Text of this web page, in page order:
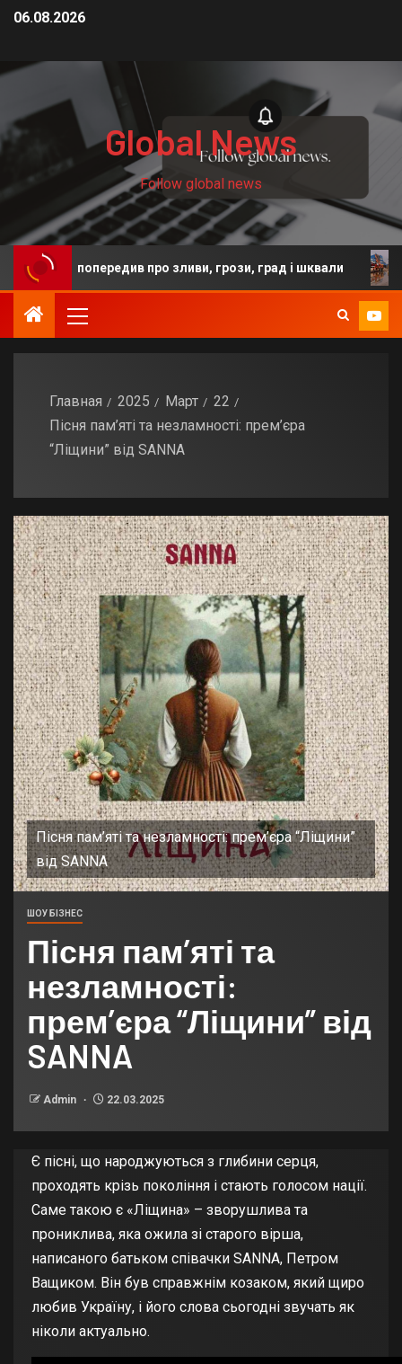
06.08.2026
Global News
Follow global news
про зливи, грози, град і шквали Після
Главная 2025 Март
22
Пісня пам’яті та незламності: прем’єра
“Ліщини” від SANNA
Пісня пам’яті та незламності: прем’єра “Ліщини”
від SANNA
ШОУ БІЗНЕС
Пісня пам’яті та
незламності:
прем’єра “Ліщини” від
SANNA
Admin 22.03.2025
Є пісні, що народжуються з глибини серця,
проходять крізь покоління і стають голосом нації.
Саме такою є «Ліщина» – зворушлива та
прониклива, яка ожила зі старого вірша,
написаного батьком співачки SANNA, Петром
Ващиком. Він був справжнім козаком, який щиро
любив Україну, і його слова сьогодні звучать як
ніколи актуально.